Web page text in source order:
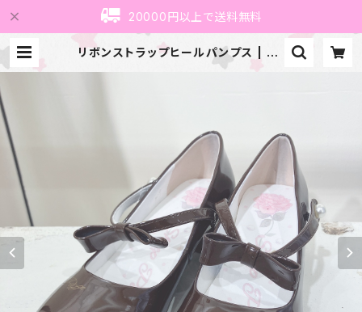
20000円以上で送料無料
リボンストラップヒールパンプス | Sn
owdrop To Saint Maria